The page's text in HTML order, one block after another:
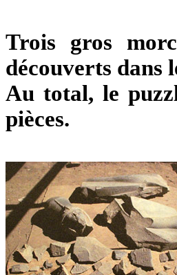
Trois gros
découverts dans
Au total, le
pièces.